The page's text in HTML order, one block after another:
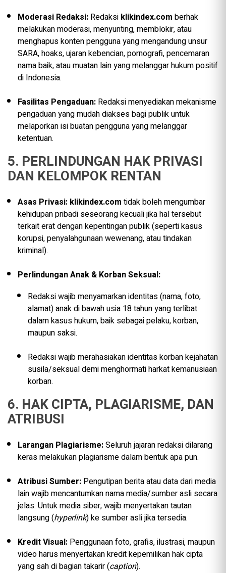
Moderasi Redaksi: Redaksi klikindex.com berhak
melakukan moderasi, menyunting, memblokir, atau
menghapus konten pengguna yang mengandung unsur
SARA, hoaks, ujaran kebencian, pornografi, pencemaran
nama baik, atau muatan lain yang melanggar hukum positif
di Indonesia.
Fasilitas Pengaduan: Redaksi menyediakan mekanisme
pengaduan yang mudah diakses bagi publik untuk
melaporkan isi buatan pengguna yang melanggar
ketentuan.
5. PERLINDUNGAN HAK PRIVASI
DAN KELOMPOK RENTAN
Asas Privasi: klikindex.com tidak boleh mengumbar
kehidupan pribadi seseorang kecuali jika hal tersebut
terkait erat dengan kepentingan publik (seperti kasus
korupsi, penyalahgunaan wewenang, atau tindakan
kriminal).
Perlindungan Anak & Korban Seksual:
Redaksi wajib menyamarkan identitas (nama, foto,
alamat) anak di bawah usia 18 tahun yang terlibat
dalam kasus hukum, baik sebagai pelaku, korban,
maupun saksi.
Redaksi wajib merahasiakan identitas korban kejahatan
susila/seksual demi menghormati harkat kemanusiaan
korban.
6. HAK CIPTA, PLAGIARISME, DAN
ATRIBUSI
Larangan Plagiarisme:Seluruh jajaran redaksi dilarang
keras melakukan plagiarisme dalam bentuk apa pun.
Atribusi Sumber: Pengutipan berita atau data dari media
lain wajib mencantumkan nama media/sumber asli secara
jelas. Untuk media siber, wajib menyertakan tautan
langsung (hyperlink) ke sumber asli jika tersedia.
Kredit Visual: Penggunaan foto, grafis, ilustrasi, maupun
video harus menyertakan kredit kepemilikan hak cipta
yang sah di bagian takarir (caption).